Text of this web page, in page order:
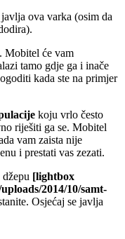
ova varka (osim da
Mobitel će vam
tamo gdje ga i inače
kada ste na primjer
koju vrlo često
riješiti ga se. Mobitel
vam zaista nije
i prestati vas zezati.
[lightbox
2014/10/samt-
Osjećaj se javlja